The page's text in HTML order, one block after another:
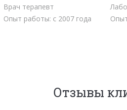
Врач терапевт
Опыт работы: с 2007 года
Отзывы